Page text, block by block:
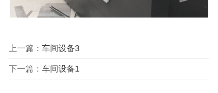
上一篇： 车间设备3
下一篇： 车间设备1